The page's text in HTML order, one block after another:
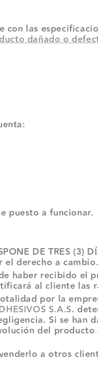
las
dañado o
puesto a funcionar.
DE TRES (3)
derecho a cambio.
haber recibido el
al cliente las
por la
S.A.S.
Si se han
del producto
a otros